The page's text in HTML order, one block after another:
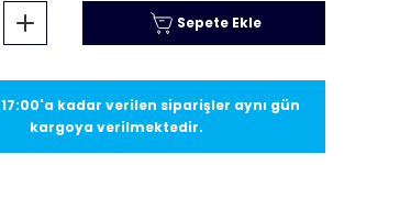
Sepete Ekle
kadar verilen siparişler aynı gün
kargoya verilmektedir.